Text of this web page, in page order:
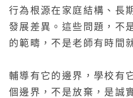
行為根源在家庭結構、長
發展差異。這些問題，不
的範疇，不是老師有時間
輔導有它的邊界，學校有
個邊界，不是放棄，是誠